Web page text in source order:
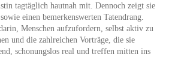
tagtäglich hautnah mit. Dennoch zeigt sie
einen bemerkenswerten Tatendrang.
Menschen aufzufordern, selbst aktiv zu
und die zahlreichen Vorträge, die sie
schonungslos real und treffen mitten ins